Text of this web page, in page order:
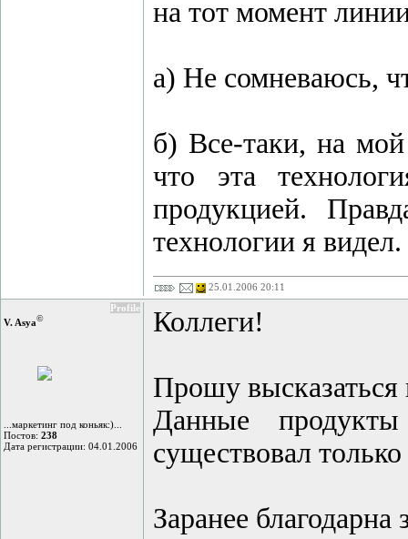
на тот момент
а) Не сомневаюсь,
б) Все-таки, на
что эта
продукцией.
технологии я
25.01.2006 20:11
Profile
V. Asya©
...маркетинг под коньяк:)...
Постов: 238
Дата регистрации: 04.01.2006
Коллеги!
Прошу
Данные
существовал
Заранее